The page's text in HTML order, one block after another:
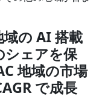
の AI搭載
シェアを保
地域の市場
で成長